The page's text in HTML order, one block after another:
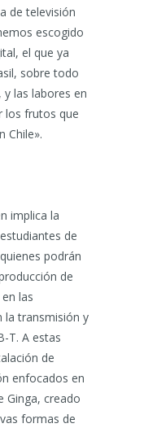
de televisión
escogido
el que ya
sobre todo
y las labores en
los frutos que
Chile».
implica la
de
podrán
de
las
la transmisión y
T. A estas
de
enfocados en
Ginga, creado
formas de